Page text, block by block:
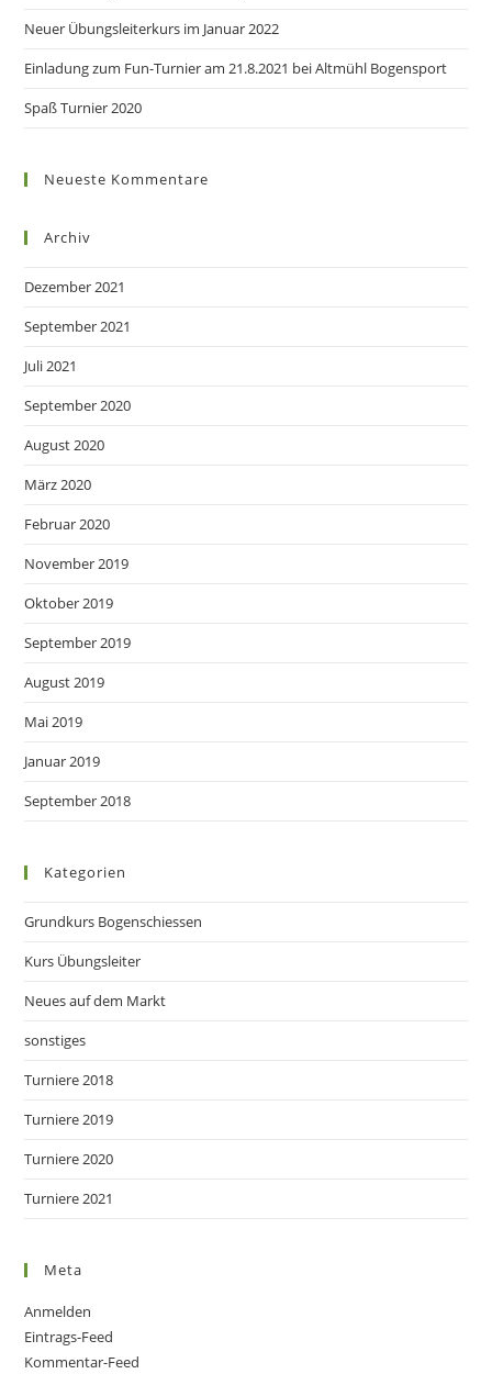
Neuer Übungsleiterkurs im Januar 2022
Einladung zum Fun-Turnier am 21.8.2021 bei Altmühl Bogensport
Spaß Turnier 2020
Neueste Kommentare
Archiv
Dezember 2021
September 2021
Juli 2021
September 2020
August 2020
März 2020
Februar 2020
November 2019
Oktober 2019
September 2019
August 2019
Mai 2019
Januar 2019
September 2018
Kategorien
Grundkurs Bogenschiessen
Kurs Übungsleiter
Neues auf dem Markt
sonstiges
Turniere 2018
Turniere 2019
Turniere 2020
Turniere 2021
Meta
Anmelden
Eintrags-Feed
Kommentar-Feed